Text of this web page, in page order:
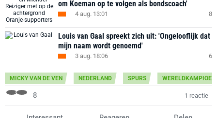
om Koeman op te volgen als bondscoach'
4 aug. 13:01 8
Louis van Gaal spreekt zich uit: 'Ongelooflijk dat
mijn naam wordt genoemd'
3 aug. 18:06 6
MICKY VAN DE VEN NEDERLAND SPURS
8 1 reactie